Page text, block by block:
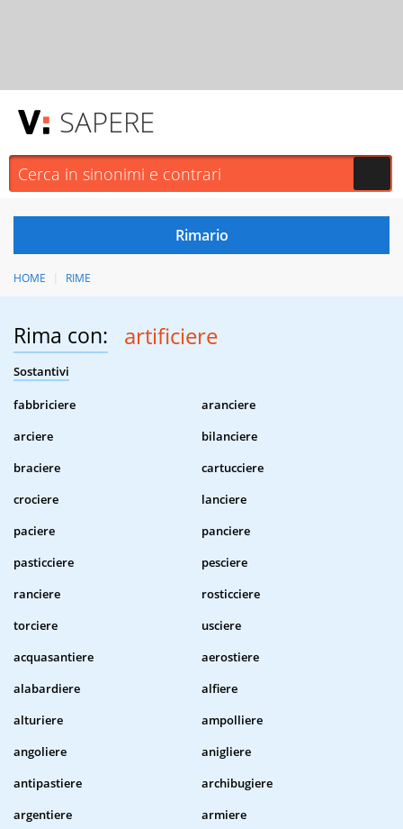
SAPERE
HOME RIME
Rima con: artificiere
Sostantivi
fabbriciere
aranciere
arciere
bilanciere
braciere
cartucciere
crociere
lanciere
paciere
panciere
pasticciere
pesciere
ranciere
rosticciere
torciere
usciere
acquasantiere
aerostiere
alabardiere
alfiere
alturiere
ampolliere
angoliere
anigliere
antipastiere
archibugiere
argentiere
armiere